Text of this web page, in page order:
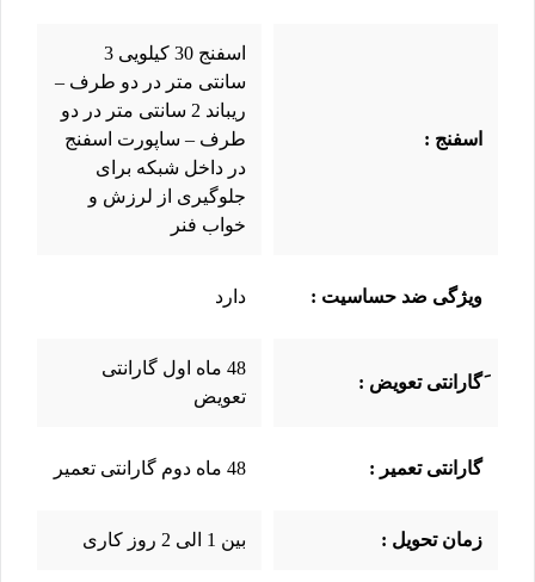
اسفنج :
اسفنج 30 کیلویی 3
سانتی متر در دو طرف –
ریباند 2 سانتی متر در دو
طرف – ساپورت اسفنج
در داخل شبکه برای
جلوگیری از لرزش و
خواب فنر
ویژگی ضد حساسیت : دارد
َگارانتی تعویض :
48 ماه اول گارانتی
تعویض
گارانتی تعمیر : 48 ماه دوم گارانتی تعمیر
زمان تحویل : بین 1 الی 2 روز کاری